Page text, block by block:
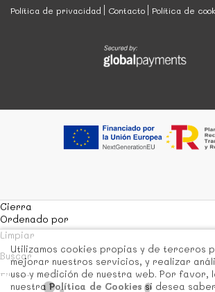
Política de privacidad
Contacto Política de
Utilizamos cookies propias y de terceros
mejorar nuestros servicios, y realizar
uso y medición de nuestra web. Por favor,
nuestra Política de Cookies si desea
Cierra
Ordenado por
Limpiar
Buscar
Filtrar